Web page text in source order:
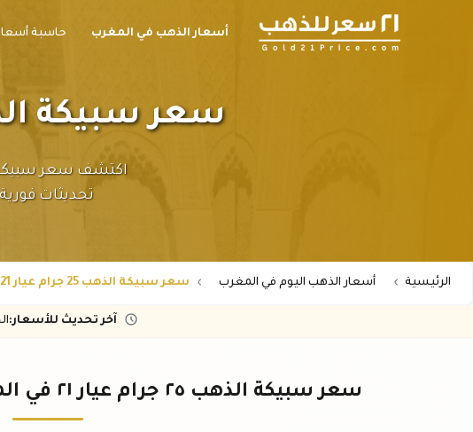
أسعار الذهب في المغرب حاسبة
سعر سبيكة الذهب ٢٥ جرام عيار
تحديثات
الرئيسية أسعار الذهب اليوم في المغرب سعر سبيكة الذهب 25 جرام عيار 21 في المغرب
آخر تحديث للأسعار:
سعر سبيكة الذهب ٢٥ جرام عيار ٢١ في المغرب – أحدث الأسعار بالدرهم